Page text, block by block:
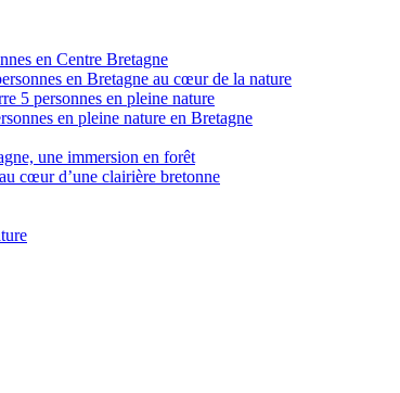
en Centre Bretagne
en Bretagne au cœur de la nature
5 personnes en pleine nature
en pleine nature en Bretagne
une immersion en forêt
cœur d’une clairière bretonne